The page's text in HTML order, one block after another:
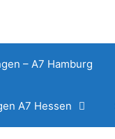
– A7 Hamburg
A7 Hessen